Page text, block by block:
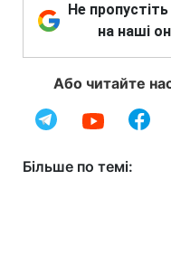
Не
на наші
Або читайте
Більше по темі: